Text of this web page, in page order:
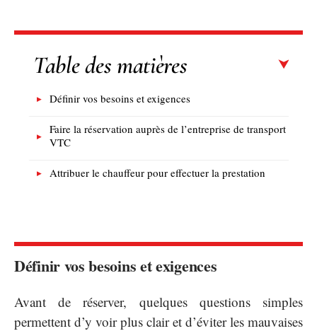
Table des matières
Définir vos besoins et exigences
Faire la réservation auprès de l’entreprise de transport
VTC
Attribuer le chauffeur pour effectuer la prestation
Définir vos besoins et exigences
Avant de réserver, quelques questions simples
permettent d’y voir plus clair et d’éviter les mauvaises